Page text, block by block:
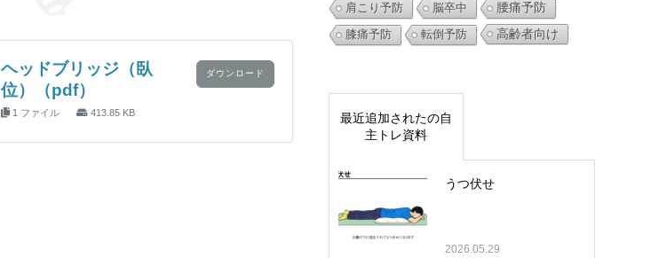
ヘッドブリッジ（臥
位）（pdf）
1 ファイル 413.85 KB
ダウンロード
肩こり予防
脳卒中
腰痛予防
膝痛予防
転倒予防 高齢者向け
最近追加されたの自
主トレ資料
うつ伏せ
2026.05.29